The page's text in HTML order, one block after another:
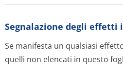
Segnalazione degli effetti
Se manifesta un qualsiasi
quelli non elencati in questo